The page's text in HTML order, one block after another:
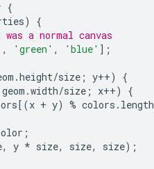
{
)
{
a normal canvas
, 'green' , 'blue' ];
.height/size ; y++)
{
geom .width/size ; x++)
{
[(x + y) % colors . length
;
, y * size, size, size);